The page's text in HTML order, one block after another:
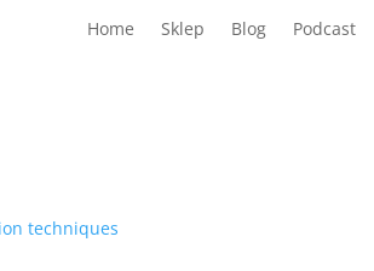
Home Sklep Blog Podcast